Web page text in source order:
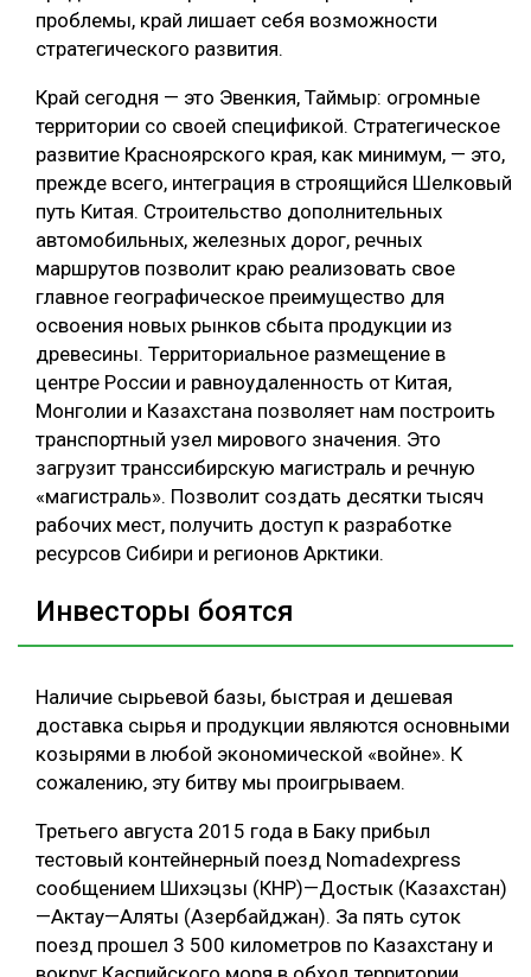
проблемы, край лишает себя возможности
стратегического развития.
Край сегодня — это Эвенкия, Таймыр: огромные
территории со своей спецификой. Стратегическое
развитие Красноярского края, как минимум, — это,
прежде всего, интеграция в строящийся Шелковый
путь Китая. Строительство дополнительных
автомобильных, железных дорог, речных
маршрутов позволит краю реализовать свое
главное географическое преимущество для
освоения новых рынков сбыта продукции из
древесины. Территориальное размещение в
центре России и равноудаленность от Китая,
Монголии и Казахстана позволяет нам построить
транспортный узел мирового значения. Это
загрузит транссибирскую магистраль и речную
«магистраль». Позволит создать десятки тысяч
рабочих мест, получить доступ к разработке
ресурсов Сибири и регионов Арктики.
Инвесторы боятся
Наличие сырьевой базы, быстрая и дешевая
доставка сырья и продукции являются основными
козырями в любой экономической «войне». К
сожалению, эту битву мы проигрываем.
Третьего августа 2015 года в Баку прибыл
тестовый контейнерный поезд Nomadexpress
сообщением Шихэцзы (КНР)—Достык (Казахстан)
—Актау—Аляты (Азербайджан). За пять суток
поезд прошел 3 500 километров по Казахстану и